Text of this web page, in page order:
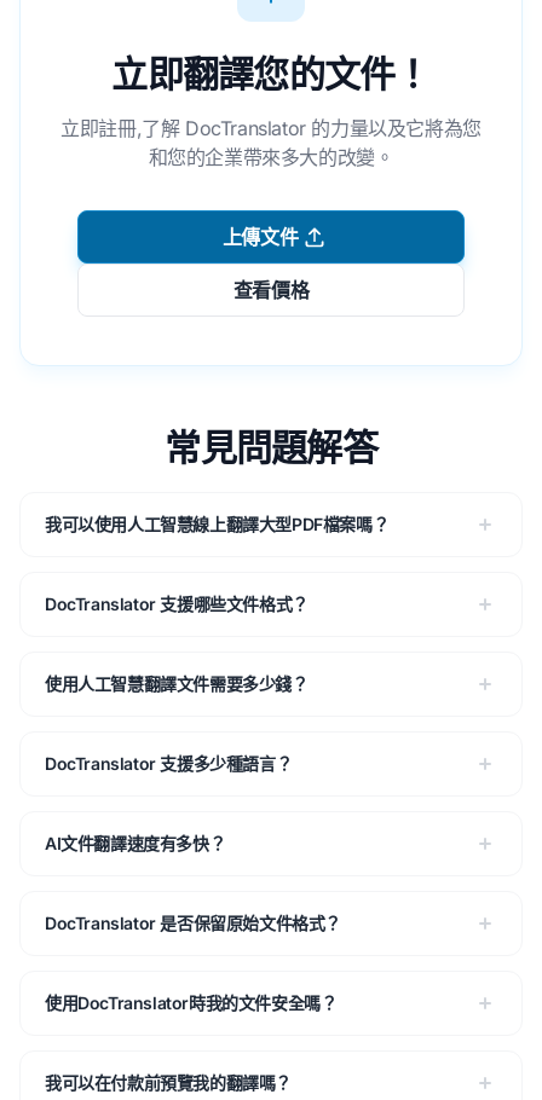
立即翻譯您的文件！
立即註冊,了解 DocTranslator 的力量以及它將為您
和您的企業帶來多大的改變。
上傳文件
查看價格
常見問題解答
我可以使用人工智慧線上翻譯大型PDF檔案嗎？
DocTranslator 支援哪些文件格式？
使用人工智慧翻譯文件需要多少錢？
DocTranslator 支援多少種語言？
AI文件翻譯速度有多快？
DocTranslator 是否保留原始文件格式？
使用DocTranslator時我的文件安全嗎？
我可以在付款前預覽我的翻譯嗎？